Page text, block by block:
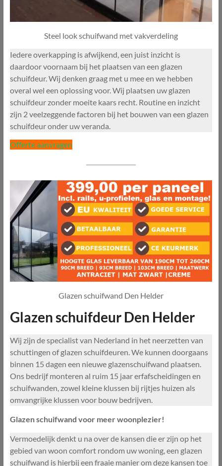
Steel look schuifwand met vakverdeling
Iedere overkapping is afwijkend, een juist inzicht is
daardoor voornaam bij het plaatsen van een glazen
schuifdeur. Wij denken graag met u mee en we hebben
overal wel een oplossing voor. Wij plaatsen uw glazen
schuifdeur zonder moeite kaars recht. Routine en inzicht
zijn 2 veelzeggende factoren bij het bouwen van een glazen
schuifdeur onder uw veranda.
Offerte aanvragen
Glazen schuifwand Den Helder
Glazen schuifdeur Den Helder
Wij zijn de specialist van Nederland in het neerzetten van
schuttingen of glazen schuifdeuren. We kunnen doorgaans
binnen 15 dagen een nieuwe glazenschuifwand plaatsen.
Ons bedrijf monteren al ruim 15 jaar erfafscheidingen en
schuifwanden, zowel kleine klussen bij rijtjes huizen als
omvangrijke klussen voor bouw bedrijven.
Glazen schuifwand voor meer woonplezier!
Vermoedelijk denkt u na over de kansen die er zijn op het
gebied van woon comfort rondom uw woning, een glazen
schuifwand is hierbij een fraaie manier om deze kansen toe